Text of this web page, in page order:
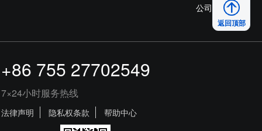
公司治理
+86 755 27702549
7×24小时服务热线
法律声明 隐私权条款 帮助中心
返回顶部